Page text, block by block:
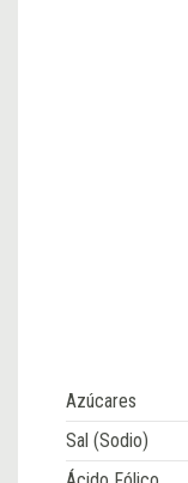
Azúcares
Sal (Sodio)